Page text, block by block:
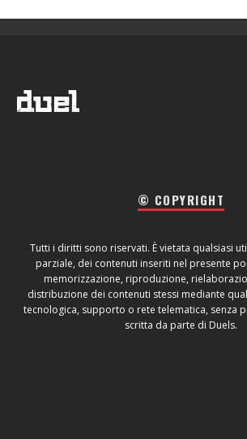
© COPYRIGHT
Tutti i diritti sono riservati. È vietata qualsiasi
parziale, dei contenuti inseriti nel presente
memorizzazione, riproduzione,
distribuzione dei contenuti stessi mediante
tecnologica, supporto o rete telematica, senza
scritta da parte di Duels.